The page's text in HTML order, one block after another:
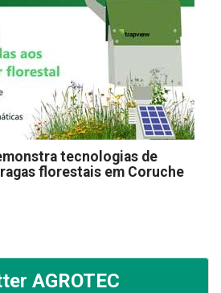
tecnologias de
florestais em Coruche
AGROTEC